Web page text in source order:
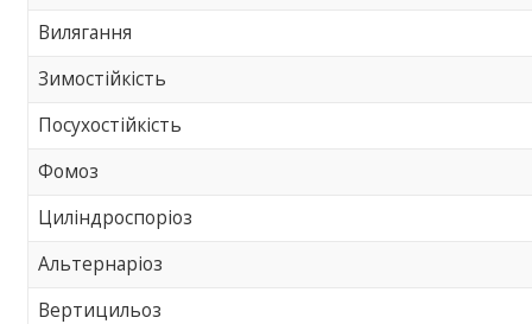
Вилягання
Зимостійкість
Посухостійкість
Фомоз
Циліндроспоріоз
Альтернаріоз
Вертицильоз